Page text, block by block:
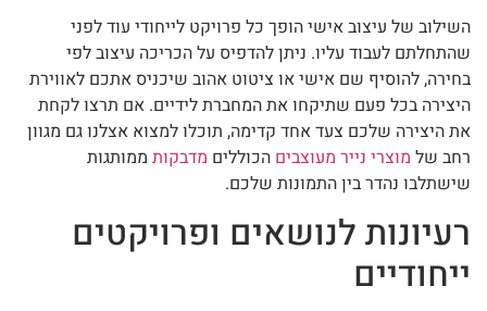
השילוב של עיצוב אישי הופך כל פרויקט לייחודי עוד לפני
שהתחלתם לעבוד עליו. ניתן להדפיס על הכריכה עיצוב לפי
בחירה, להוסיף שם אישי או ציטוט אהוב שיכניס אתכם לאווירת
היצירה בכל פעם שתיקחו את המחברת לידיים. אם תרצו לקחת
את היצירה שלכם צעד אחד קדימה, תוכלו למצוא אצלנו גם מגוון
רחב של מוצרי נייר מעוצבים הכוללים מדבקות ממותגות
שישתלבו נהדר בין התמונות שלכם.
רעיונות לנושאים ופרויקטים
ייחודיים